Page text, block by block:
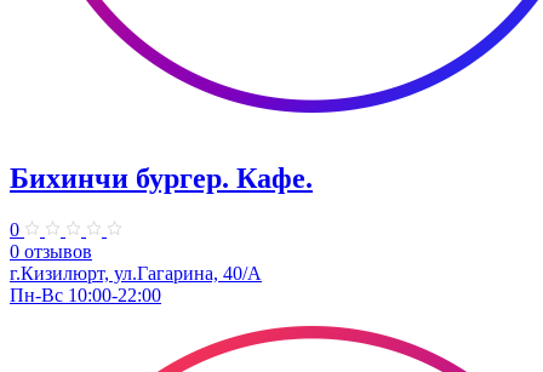
Бихинчи бургер. Кафе.
0
0 отзывов
г.Кизилюрт, ул.Гагарина, 40/А
Пн-Вс 10:00-22:00